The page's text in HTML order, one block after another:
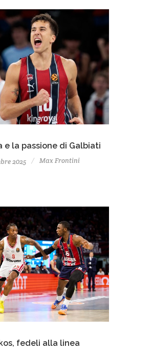
e la passione di Galbiati
2025 Max Frontini
fedeli alla linea